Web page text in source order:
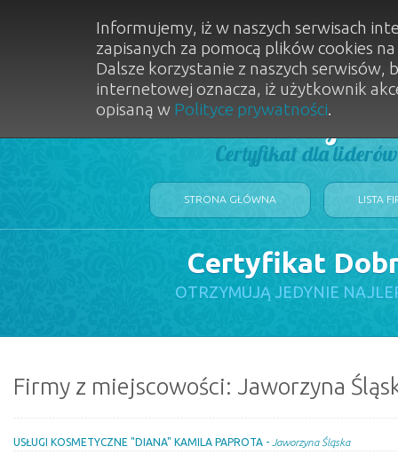
Dobry
Certyfikat dla
STRONA GŁÓWNA LISTA
Certyfikat
OTRZYMUJĄ JEDYNIE
Firmy z miejscowości: Jaworzyna
USŁUGI KOSMETYCZNE "DIANA" KAMILA PAPROTA - Jaworzyna Śląska
Informujemy, iż w naszych serwisach
zapisanych za pomocą plików cookies
Dalsze korzystanie z naszych
internetowej oznacza, iż użytkownik
opisaną w Polityce prywatności.